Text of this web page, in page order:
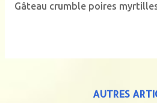
Gâteau crumble poires
AUTRES